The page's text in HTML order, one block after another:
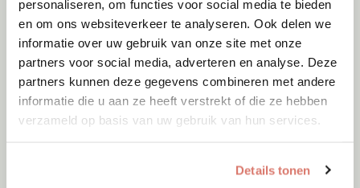
personaliseren, om functies voor social media te bieden
en om ons websiteverkeer te analyseren. Ook delen we
informatie over uw gebruik van onze site met onze
partners voor social media, adverteren en analyse. Deze
partners kunnen deze gegevens combineren met andere
informatie die u aan ze heeft verstrekt of die ze hebben
verzameld op basis van uw gebruik van hun services.
Details tonen
Adoptie 07-08-2026
Bambi
Amersfoort